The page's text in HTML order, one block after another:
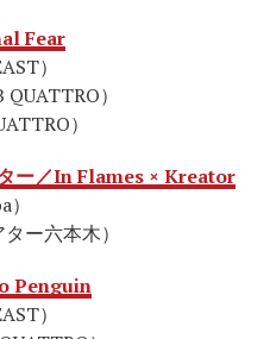
Fear
）
）
）
ー／In Flames × Kreator
ー六本木）
Penguin
）